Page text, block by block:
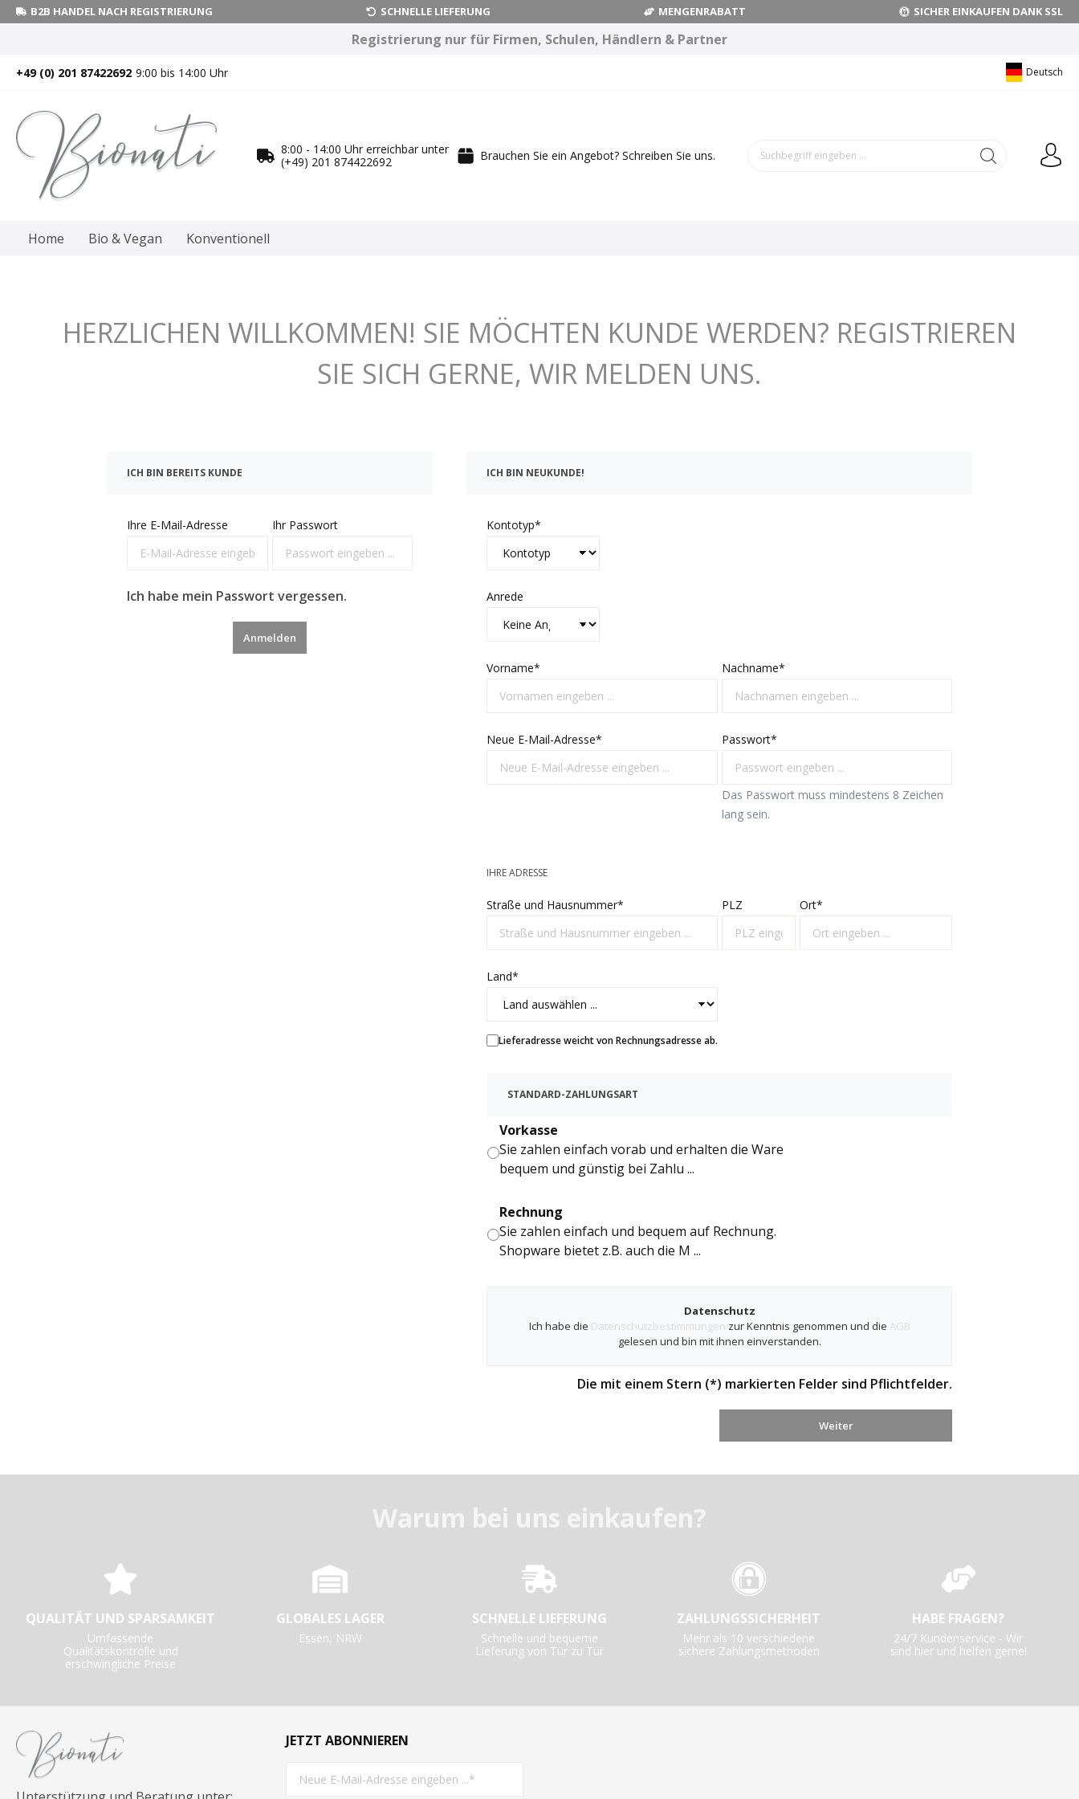
B2B HANDEL NACH REGISTRIERUNG SCHNELLE LIEFERUNG MENGENRABATT SICHER EINKAUFEN DANK SSL
Registrierung nur für Firmen, Schulen, Händlern & Partner
+49 (0) 201 87422692 9:00 bis 14:00 Uhr Deutsch
8:00 - 14:00 Uhr erreichbar unter
(+49) 201 874422692
Brauchen Sie ein Angebot? Schreiben Sie uns.
Home Bio & Vegan Konventionell
HERZLICHEN WILLKOMMEN! SIE MÖCHTEN KUNDE WERDEN? REGISTRIEREN
SIE SICH GERNE, WIR MELDEN UNS.
ICH BIN BEREITS KUNDE
Ihre E-Mail-Adresse Ihr Passwort
Ich habe mein Passwort vergessen.
Anmelden
ICH BIN NEUKUNDE!
Kontotyp*
Anrede
Vorname* Nachname*
Neue E-Mail-Adresse* Passwort*
Das Passwort muss mindestens 8 Zeichen
lang sein.
IHRE ADRESSE
Straße und Hausnummer* PLZ Ort*
Land*
Lieferadresse weicht von Rechnungsadresse ab.
STANDARD-ZAHLUNGSART
Vorkasse
Sie zahlen einfach vorab und erhalten die Ware
bequem und günstig bei Zahlu ...
Rechnung
Sie zahlen einfach und bequem auf Rechnung.
Shopware bietet z.B. auch die M ...
Datenschutz
Ich habe die Datenschutzbestimmungen zur Kenntnis genommen und die AGB
gelesen und bin mit ihnen einverstanden.
Die mit einem Stern (*) markierten Felder sind Pflichtfelder.
Weiter
Warum bei uns einkaufen?
QUALITÄT UND SPARSAMKEIT
Umfassende
Qualitätskontrolle und
erschwingliche Preise
GLOBALES LAGER
Essen, NRW
SCHNELLE LIEFERUNG
Schnelle und bequeme
Lieferung von Tür zu Tür
ZAHLUNGSSICHERHEIT
Mehr als 10 verschiedene
sichere Zahlungsmethoden
HABE FRAGEN?
24/7 Kundenservice - Wir
sind hier und helfen gerne!
JETZT ABONNIEREN